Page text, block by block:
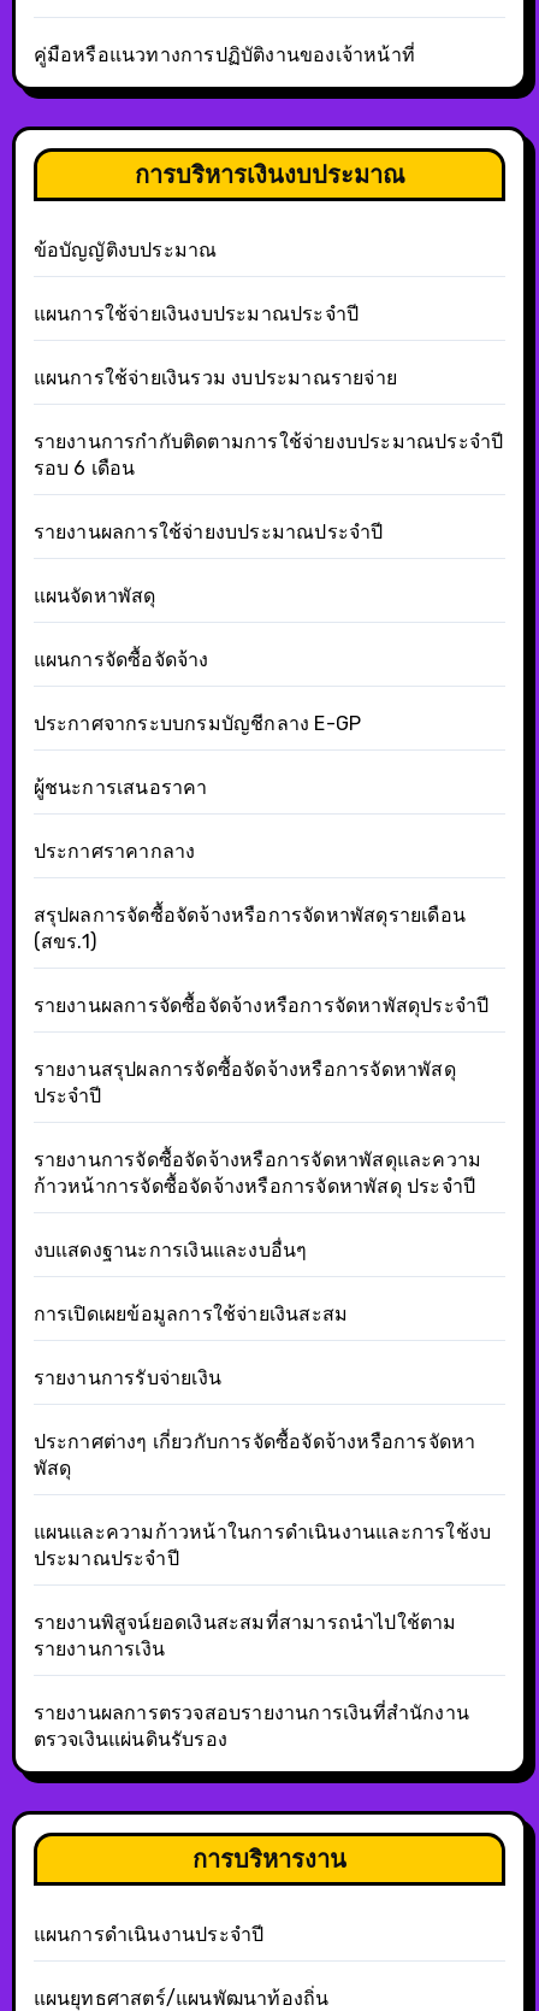
คู่มือหรือแนวทางการปฏิบัติงานของเจ้าหน้าที่
การบริหารเงินงบประมาณ
ข้อบัญญัติงบประมาณ
แผนการใช้จ่ายเงินงบประมาณประจำปี
แผนการใช้จ่ายเงินรวม งบประมาณรายจ่าย
รายงานการกำกับติดตามการใช้จ่ายงบประมาณประจำปี
รอบ 6 เดือน
รายงานผลการใช้จ่ายงบประมาณประจำปี
แผนจัดหาพัสดุ
แผนการจัดซื้อจัดจ้าง
ประกาศจากระบบกรมบัญชีกลาง E-GP
ผู้ชนะการเสนอราคา
ประกาศราคากลาง
สรุปผลการจัดซื้อจัดจ้างหรือการจัดหาพัสดุรายเดือน
(สขร.1)
รายงานผลการจัดซื้อจัดจ้างหรือการจัดหาพัสดุประจำปี
รายงานสรุปผลการจัดซื้อจัดจ้างหรือการจัดหาพัสดุ
ประจำปี
รายงานการจัดซื้อจัดจ้างหรือการจัดหาพัสดุและความ
ก้าวหน้าการจัดซื้อจัดจ้างหรือการจัดหาพัสดุ ประจำปี
งบแสดงฐานะการเงินและงบอื่นๆ
การเปิดเผยข้อมูลการใช้จ่ายเงินสะสม
รายงานการรับจ่ายเงิน
ประกาศต่างๆ เกี่ยวกับการจัดซื้อจัดจ้างหรือการจัดหา
พัสดุ
แผนและความก้าวหน้าในการดำเนินงานและการใช้งบ
ประมาณประจำปี
รายงานพิสูจน์ยอดเงินสะสมที่สามารถนำไปใช้ตาม
รายงานการเงิน
รายงานผลการตรวจสอบรายงานการเงินที่สำนักงาน
ตรวจเงินแผ่นดินรับรอง
การบริหารงาน
แผนการดำเนินงานประจำปี
แผนยุทธศาสตร์/แผนพัฒนาท้องถิ่น